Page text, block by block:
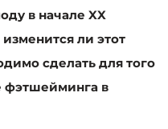
в начале XX
ли этот
сделать для того
фэтшейминга в